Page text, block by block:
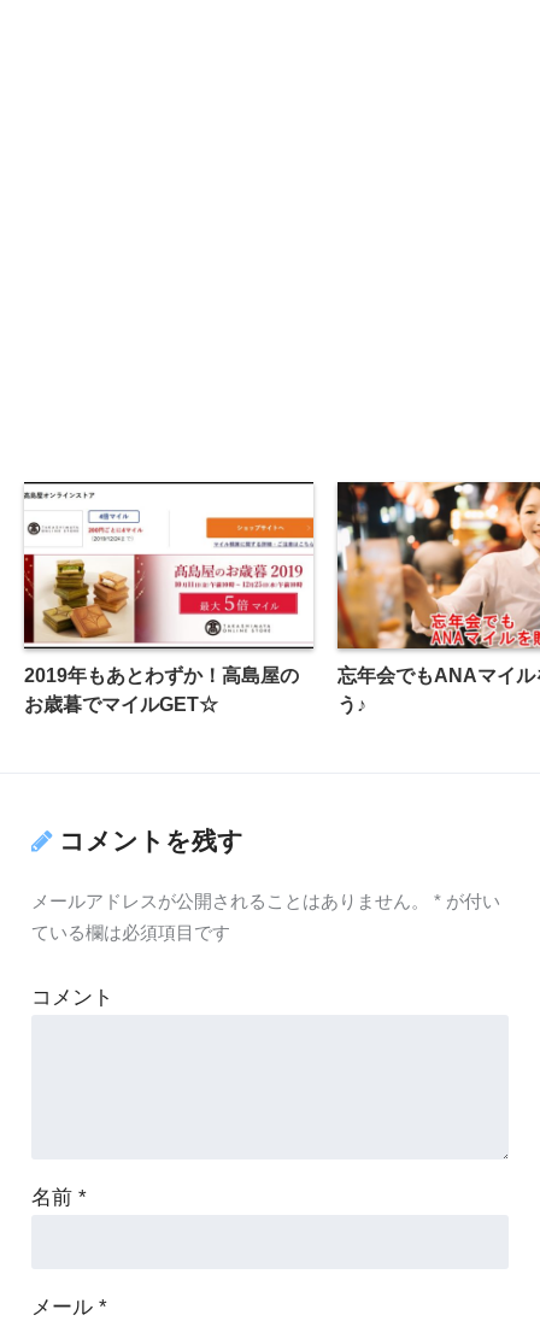
2019年もあとわずか！高島屋の
お歳暮でマイルGET☆
忘年会でもANAマイル
う♪
コメントを残す
メールアドレスが公開されることはありません。 *が付い
ている欄は必須項目です
コメント
名前 *
メール *